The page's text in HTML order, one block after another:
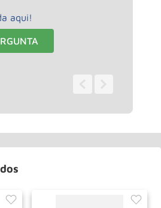
aqui!